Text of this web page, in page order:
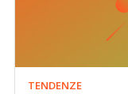
TENDENZE